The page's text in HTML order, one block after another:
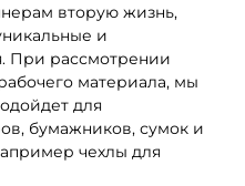
вторую жизнь,
и
При рассмотрении
материала, мы
для
бумажников, сумок и
чехлы для